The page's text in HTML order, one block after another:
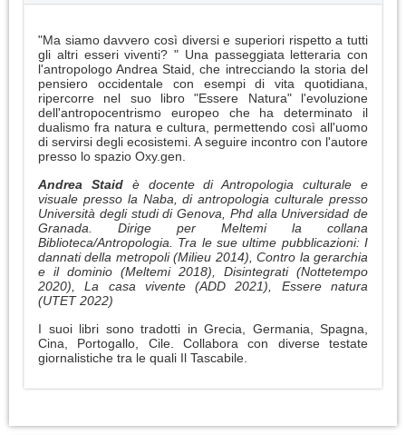
"Ma siamo davvero così diversi e superiori rispetto a tutti
gli altri esseri viventi? " Una passeggiata letteraria con
l'antropologo Andrea Staid, che intrecciando la storia del
pensiero occidentale con esempi di vita quotidiana,
ripercorre nel suo libro "Essere Natura" l'evoluzione
dell'antropocentrismo europeo che ha determinato il
dualismo fra natura e cultura, permettendo così all'uomo
di servirsi degli ecosistemi. A seguire incontro con l'autore
presso lo spazio Oxy.gen.
Andrea Staidè docente di Antropologia culturale e
visuale presso la Naba, di antropologia culturale presso
Università degli studi di Genova, Phd alla Universidad de
Granada. Dirige per Meltemi la collana
Biblioteca/Antropologia. Tra le sue ultime pubblicazioni: I
dannati della metropoli (Milieu 2014), Contro la gerarchia
e il dominio (Meltemi 2018), Disintegrati (Nottetempo
2020), La casa vivente (ADD 2021), Essere natura
(UTET 2022)
I suoi libri sono tradotti in Grecia, Germania, Spagna,
Cina, Portogallo, Cile. Collabora con diverse testate
giornalistiche tra le quali Il Tascabile.